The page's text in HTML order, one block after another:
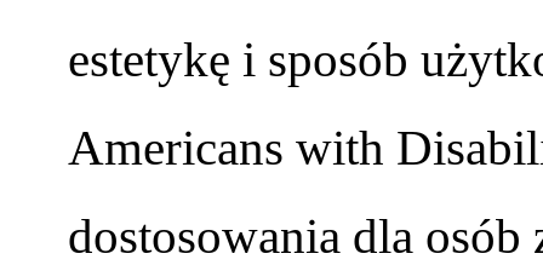
estetykę i sposób
Americans with
dostosowania dla osób